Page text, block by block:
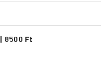
8500 Ft